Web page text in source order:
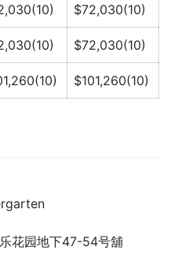
$72,030(10)
$72,030(10)
$101,260(10)
花园地下47-54号舖